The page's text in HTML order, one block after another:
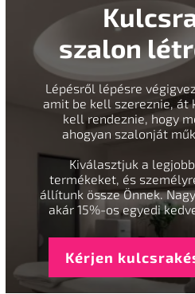
szalon
Lépésről lépésre
amit be kell szereznie, át
kell rendeznie, hogy
ahogyan szalonját
Kiválasztjuk a
termékeket, és
állítunk össze Önnek.
akár 15%-os egyedi
Kérjen